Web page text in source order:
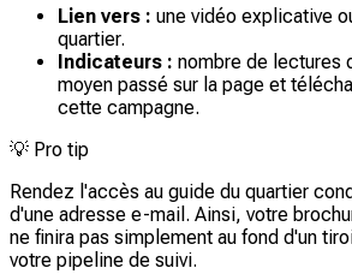
Lien vers : une vidéo explicative
quartier.
Indicateurs : nombre de lectures
moyen passé sur la page et
cette campagne.
💡 Pro tip
Rendez l'accès au guide du quartier
d'une adresse e-mail. Ainsi, votre
ne finira pas simplement au fond d'un
votre pipeline de suivi.